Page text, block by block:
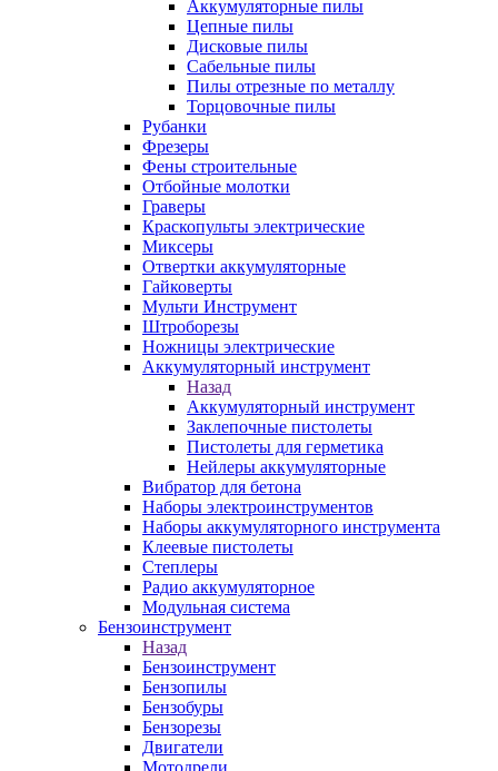
Аккумуляторные пилы
Цепные пилы
Дисковые пилы
Сабельные пилы
Пилы отрезные по металлу
Торцовочные пилы
Рубанки
Фрезеры
Фены строительные
Отбойные молотки
Граверы
Краскопульты электрические
Миксеры
Отвертки аккумуляторные
Гайковерты
Мульти Инструмент
Штроборезы
Ножницы электрические
Аккумуляторный инструмент
Назад
Аккумуляторный инструмент
Заклепочные пистолеты
Пистолеты для герметика
Нейлеры аккумуляторные
Вибратор для бетона
Наборы электроинструментов
Наборы аккумуляторного инструмента
Клеевые пистолеты
Степлеры
Радио аккумуляторное
Модульная система
Бензоинструмент
Назад
Бензоинструмент
Бензопилы
Бензобуры
Бензорезы
Двигатели
Мотодрели